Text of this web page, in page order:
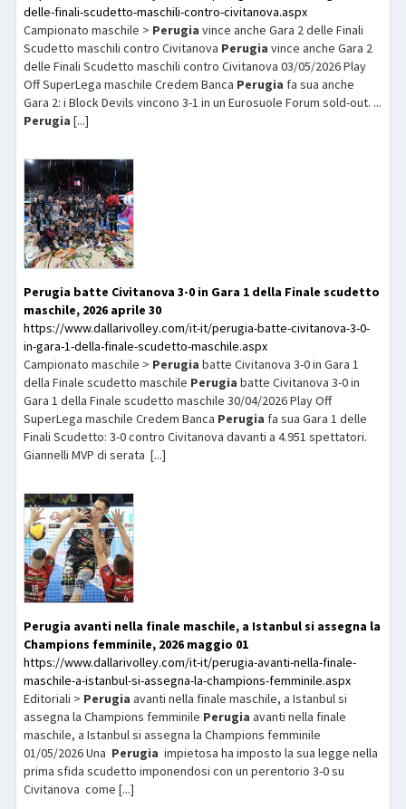
delle-finali-scudetto-maschili-contro-civitanova.aspx
Campionato maschile > Perugia vince anche Gara 2 delle Finali
Scudetto maschili contro Civitanova Perugia vince anche Gara 2
delle Finali Scudetto maschili contro Civitanova 03/05/2026 Play
Off SuperLega maschile Credem Banca Perugia fa sua anche
Gara 2: i Block Devils vincono 3-1 in un Eurosuole Forum sold-out. ...
Perugia [...]
Perugia batte Civitanova 3-0 in Gara 1 della Finale scudetto
maschile, 2026 aprile 30
https://www.dallarivolley.com/it-it/perugia-batte-civitanova-3-0-
in-gara-1-della-finale-scudetto-maschile.aspx
Campionato maschile > Perugia batte Civitanova 3-0 in Gara 1
della Finale scudetto maschile Perugia batte Civitanova 3-0 in
Gara 1 della Finale scudetto maschile 30/04/2026 Play Off
SuperLega maschile Credem Banca Perugia fa sua Gara 1 delle
Finali Scudetto: 3-0 contro Civitanova davanti a 4.951 spettatori.
Giannelli MVP di serata [...]
Perugia avanti nella finale maschile, a Istanbul si assegna la
Champions femminile, 2026 maggio 01
https://www.dallarivolley.com/it-it/perugia-avanti-nella-finale-
maschile-a-istanbul-si-assegna-la-champions-femminile.aspx
Editoriali > Perugia avanti nella finale maschile, a Istanbul si
assegna la Champions femminile Perugia avanti nella finale
maschile, a Istanbul si assegna la Champions femminile
01/05/2026 Una Perugia impietosa ha imposto la sua legge nella
prima sfida scudetto imponendosi con un perentorio 3-0 su
Civitanova come [...]